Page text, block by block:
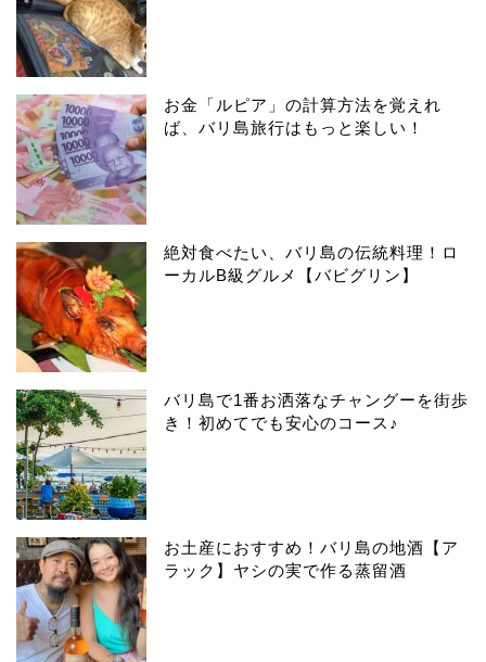
お金「ルピア」の計算方法を覚えれ
ば、バリ島旅行はもっと楽しい！
絶対食べたい、バリ島の伝統料理！ロ
ーカルB級グルメ【バビグリン】
バリ島で1番お洒落なチャングーを街歩
き！初めてでも安心のコース♪
お土産におすすめ！バリ島の地酒【ア
ラック】ヤシの実で作る蒸留酒